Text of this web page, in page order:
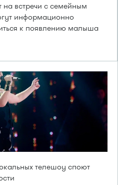
встречи с семейным
информационно
к появлению малыша
телешоу споют